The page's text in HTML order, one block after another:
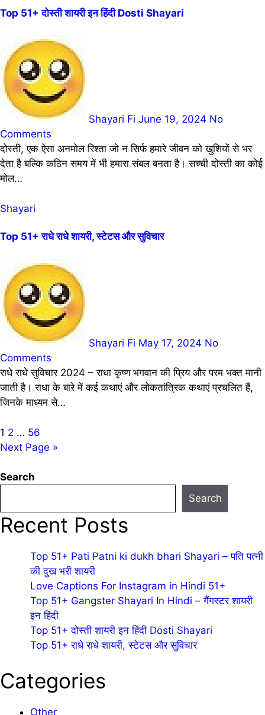
Top 51+ दोस्ती शायरी इन हिंदी Dosti Shayari
Shayari Fi June 19, 2024 No
Comments
दोस्ती, एक ऐसा अनमोल रिश्ता जो न सिर्फ हमारे जीवन को खुशियों से भर
देता है बल्कि कठिन समय में भी हमारा संबल बनता है। सच्ची दोस्ती का कोई
मोल…
Shayari
Top 51+ राधे राधे शायरी, स्टेटस और सुविचार
Shayari Fi May 17, 2024 No
Comments
राधे राधे सुविचार 2024 – राधा कृष्ण भगवान की प्रिय और परम भक्त मानी
जाती है। राधा के बारे में कई कथाएं और लोकतांत्रिक कथाएं प्रचलित हैं,
जिनके माध्यम से…
Posts
pagination
1 2 … 56
Next Page »
Search
Search
Recent Posts
Top 51+ Pati Patni ki dukh bhari Shayari – पति पत्नी
की दुख भरी शायरी
Love Captions For Instagram in Hindi 51+
Top 51+ Gangster Shayari In Hindi – गैंगस्टर शायरी
इन हिंदी
Top 51+ दोस्ती शायरी इन हिंदी Dosti Shayari
Top 51+ राधे राधे शायरी, स्टेटस और सुविचार
Categories
Other